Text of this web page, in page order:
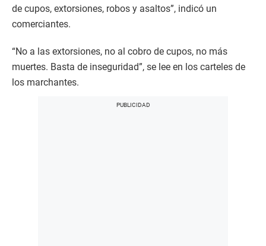
de cupos, extorsiones, robos y asaltos”, indicó un
comerciantes.
“No a las extorsiones, no al cobro de cupos, no más
muertes. Basta de inseguridad”, se lee en los carteles de
los marchantes.